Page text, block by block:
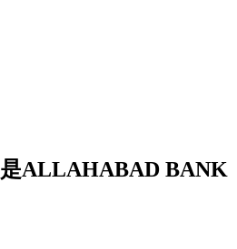
是ALLAHABAD BANK